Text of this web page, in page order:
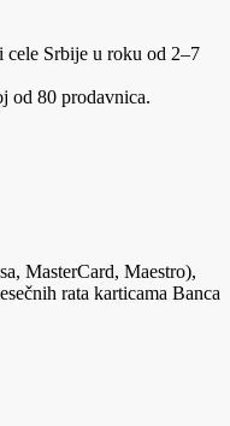
Srbije u roku od 2–7
od 80 prodavnica.
MasterCard, Maestro),
rata karticama Banca